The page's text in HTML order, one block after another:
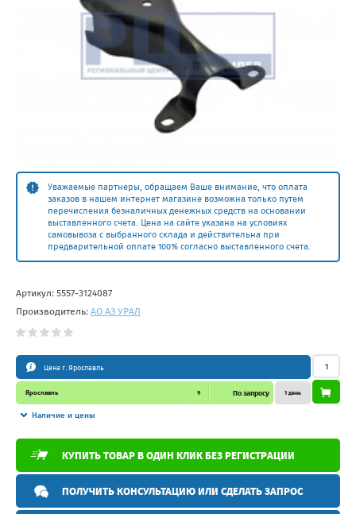
Уважаемые партнеры, обращаем Ваше внимание, что оплата
заказов в нашем интернет магазине возможна только путем
перечисления безналичных денежных средств на основании
выставленного счета. Цена на сайте указана на условиях
самовывоза с выбранного склада и действительна при
предварительной оплате 100% согласно выставленного счета.
Артикул: 5557-3124087
Производитель: АО АЗ УРАЛ
Цена г. Ярославль
Ярославль 9 По запросу
Наличие и цены
1 день
КУПИТЬ ТОВАР В ОДИН КЛИК БЕЗ РЕГИСТРАЦИИ
ПОЛУЧИТЬ КОНСУЛЬТАЦИЮ ИЛИ СДЕЛАТЬ ЗАПРОС